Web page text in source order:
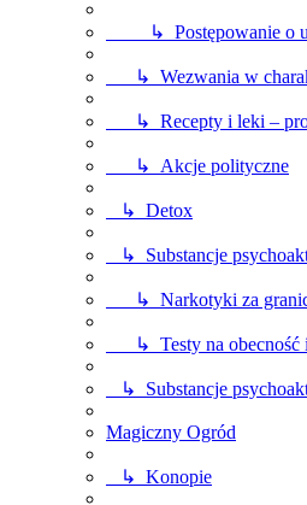
↳ Postępowanie o
↳ Wezwania w
↳ Recepty i leki –
↳ Akcje polityczne
↳ Detox
↳ Substancje
↳ Narkotyki za
↳ Testy na obecność i
↳ Substancje
Magiczny Ogród
↳ Konopie